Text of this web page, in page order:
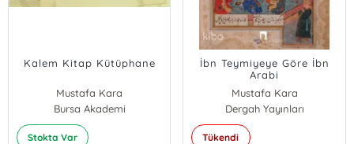
Kalem Kitap Kütüphane
Mustafa Kara
Bursa Akademi
Stokta Var
İbn Teymiyeye Göre İbn
Arabi
Mustafa Kara
Dergah Yayınları
Tükendi